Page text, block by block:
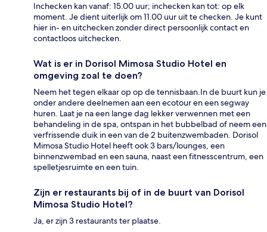
Inchecken kan vanaf: 15.00 uur; inchecken kan tot: op elk
moment. Je dient uiterlijk om 11.00 uur uit te checken. Je kunt
hier in- en uitchecken zonder direct persoonlijk contact en
contactloos uitchecken.
Wat is er in Dorisol Mimosa Studio Hotel en
omgeving zoal te doen?
Neem het tegen elkaar op op de tennisbaan.In de buurt kun je
onder andere deelnemen aan een ecotour en een segway
huren. Laat je na een lange dag lekker verwennen met een
behandeling in de spa, ontspan in het bubbelbad of neem een
verfrissende duik in een van de 2 buitenzwembaden. Dorisol
Mimosa Studio Hotel heeft ook 3 bars/lounges, een
binnenzwembad en een sauna, naast een fitnesscentrum, een
spelletjesruimte en een tuin.
Zijn er restaurants bij of in de buurt van Dorisol
Mimosa Studio Hotel?
Ja, er zijn 3 restaurants ter plaatse.